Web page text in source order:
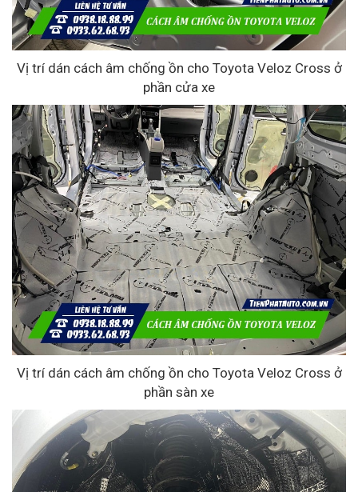
Vị trí dán cách âm chống ồn cho Toyota Veloz Cross ở
phần cửa xe
Vị trí dán cách âm chống ồn cho Toyota Veloz Cross ở
phần sàn xe